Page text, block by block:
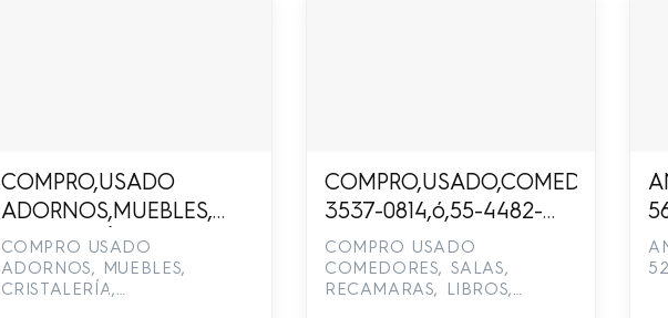
COMPRO,USADO
ADORNOS,MUEBLES,
CRISTALERÍA,LIBROS,JUGUETES,HERRAMIENTAS,
BISUTERÍA,MENAJE,DE,CASA.SRA.,BELTRAN
55-3884-3014
COMPRO USADO
ADORNOS, MUEBLES,
CRISTALERÍA,
3537-0814,ó,55-4482-
1694
COMPRO USADO
COMEDORES, SALAS,
RECAMARAS, LIBROS,